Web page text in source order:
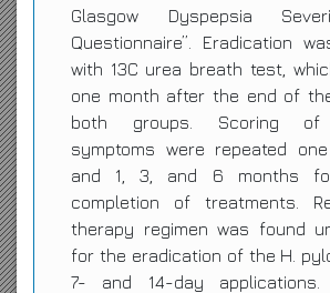
Glasgow Dyspepsia
Questionnaire”. Eradication
with 13C urea breath test,
one month after the end of
both groups. Scoring of
symptoms were repeated
and 1, 3, and 6 months
completion of treatments.
therapy regimen was found
for the eradication of the H.
7- and 14-day applications.